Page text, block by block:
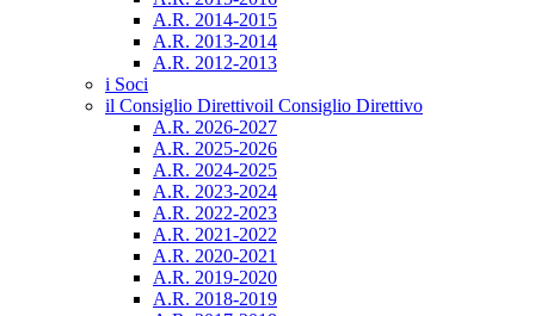
A.R. 2014-2015
A.R. 2013-2014
A.R. 2012-2013
i Soci
il Consiglio Direttivoil Consiglio Direttivo
A.R. 2026-2027
A.R. 2025-2026
A.R. 2024-2025
A.R. 2023-2024
A.R. 2022-2023
A.R. 2021-2022
A.R. 2020-2021
A.R. 2019-2020
A.R. 2018-2019